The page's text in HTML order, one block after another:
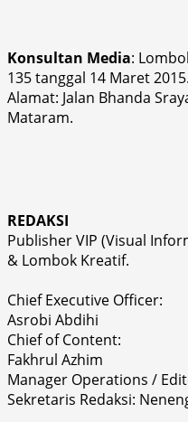
Konsultan Media:
135 tanggal 14 Maret 2015.
Alamat: Jalan Bhanda
Mataram.
REDAKSI
Publisher VIP (Visual
& Lombok Kreatif.
Chief Executive Officer:
Asrobi Abdihi
Chief of Content:
Fakhrul Azhim
Manager Operations /
Sekretaris Redaksi: